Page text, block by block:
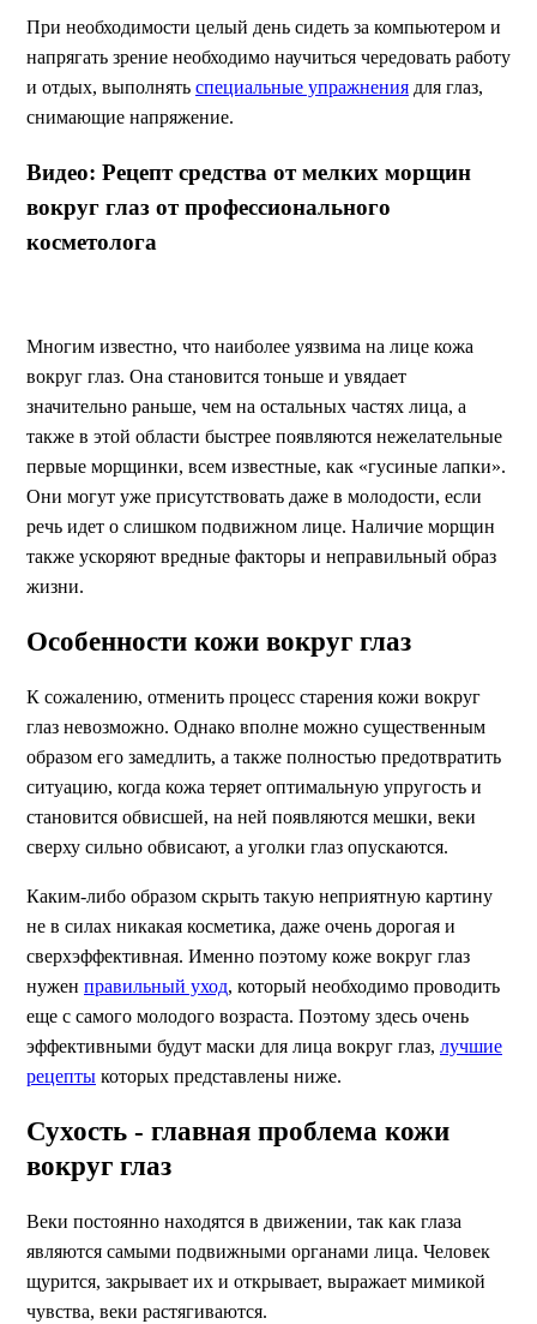
При необходимости целый день сидеть за компьютером и
напрягать зрение необходимо научиться чередовать работу
и отдых, выполнять специальные упражнения для глаз,
снимающие напряжение.
Видео: Рецепт средства от мелких морщин
вокруг глаз от профессионального
косметолога
Многим известно, что наиболее уязвима на лице кожа
вокруг глаз. Она становится тоньше и увядает
значительно раньше, чем на остальных частях лица, а
также в этой области быстрее появляются нежелательные
первые морщинки, всем известные, как «гусиные лапки».
Они могут уже присутствовать даже в молодости, если
речь идет о слишком подвижном лице. Наличие морщин
также ускоряют вредные факторы и неправильный образ
жизни.
Особенности кожи вокруг глаз
К сожалению, отменить процесс старения кожи вокруг
глаз невозможно. Однако вполне можно существенным
образом его замедлить, а также полностью предотвратить
ситуацию, когда кожа теряет оптимальную упругость и
становится обвисшей, на ней появляются мешки, веки
сверху сильно обвисают, а уголки глаз опускаются.
Каким-либо образом скрыть такую неприятную картину
не в силах никакая косметика, даже очень дорогая и
сверхэффективная. Именно поэтому коже вокруг глаз
нужен правильный уход, который необходимо проводить
еще с самого молодого возраста. Поэтому здесь очень
эффективными будут маски для лица вокруг глаз, лучшие
рецепты которых представлены ниже.
Сухость - главная проблема кожи
вокруг глаз
Веки постоянно находятся в движении, так как глаза
являются самыми подвижными органами лица. Человек
щурится, закрывает их и открывает, выражает мимикой
чувства, веки растягиваются.